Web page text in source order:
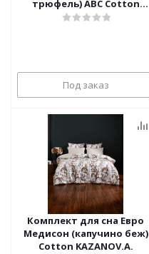
трюфель) ABC Cotton
KAZANOV.A.
Под заказ
Комплект для сна Евро
Медисон (капучино беж)
Cotton KAZANOV.A.